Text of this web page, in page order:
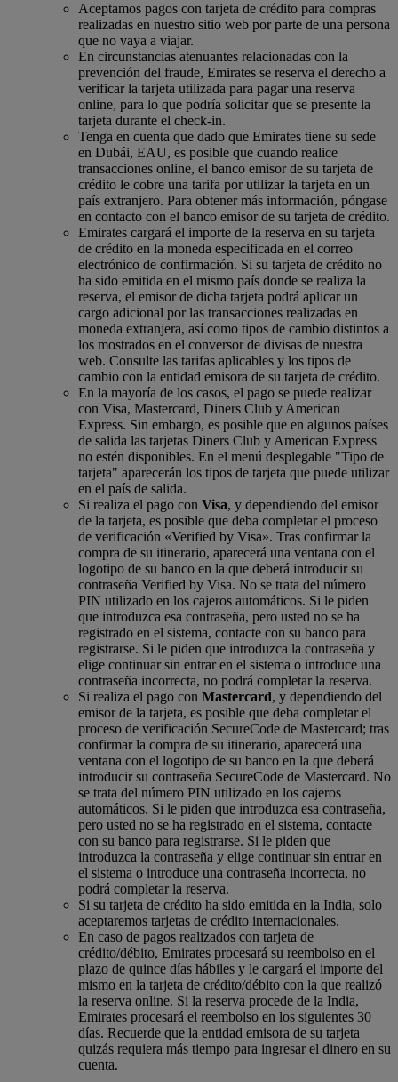
Aceptamos pagos con tarjeta de crédito para compras
realizadas en nuestro sitio web por parte de una persona
que no vaya a viajar.
En circunstancias atenuantes relacionadas con la
prevención del fraude, Emirates se reserva el derecho a
verificar la tarjeta utilizada para pagar una reserva
online, para lo que podría solicitar que se presente la
tarjeta durante el check-in.
Tenga en cuenta que dado que Emirates tiene su sede
en Dubái, EAU, es posible que cuando realice
transacciones online, el banco emisor de su tarjeta de
crédito le cobre una tarifa por utilizar la tarjeta en un
país extranjero. Para obtener más información, póngase
en contacto con el banco emisor de su tarjeta de crédito.
Emirates cargará el importe de la reserva en su tarjeta
de crédito en la moneda especificada en el correo
electrónico de confirmación. Si su tarjeta de crédito no
ha sido emitida en el mismo país donde se realiza la
reserva, el emisor de dicha tarjeta podrá aplicar un
cargo adicional por las transacciones realizadas en
moneda extranjera, así como tipos de cambio distintos a
los mostrados en el conversor de divisas de nuestra
web. Consulte las tarifas aplicables y los tipos de
cambio con la entidad emisora de su tarjeta de crédito.
En la mayoría de los casos, el pago se puede realizar
con Visa, Mastercard, Diners Club y American
Express. Sin embargo, es posible que en algunos países
de salida las tarjetas Diners Club y American Express
no estén disponibles. En el menú desplegable "Tipo de
tarjeta" aparecerán los tipos de tarjeta que puede utilizar
en el país de salida.
Si realiza el pago con Visa, y dependiendo del emisor
de la tarjeta, es posible que deba completar el proceso
de verificación «Verified by Visa». Tras confirmar la
compra de su itinerario, aparecerá una ventana con el
logotipo de su banco en la que deberá introducir su
contraseña Verified by Visa. No se trata del número
PIN utilizado en los cajeros automáticos. Si le piden
que introduzca esa contraseña, pero usted no se ha
registrado en el sistema, contacte con su banco para
registrarse. Si le piden que introduzca la contraseña y
elige continuar sin entrar en el sistema o introduce una
contraseña incorrecta, no podrá completar la reserva.
Si realiza el pago con Mastercard, y dependiendo del
emisor de la tarjeta, es posible que deba completar el
proceso de verificación SecureCode de Mastercard; tras
confirmar la compra de su itinerario, aparecerá una
ventana con el logotipo de su banco en la que deberá
introducir su contraseña SecureCode de Mastercard. No
se trata del número PIN utilizado en los cajeros
automáticos. Si le piden que introduzca esa contraseña,
pero usted no se ha registrado en el sistema, contacte
con su banco para registrarse. Si le piden que
introduzca la contraseña y elige continuar sin entrar en
el sistema o introduce una contraseña incorrecta, no
podrá completar la reserva.
Si su tarjeta de crédito ha sido emitida en la India, solo
aceptaremos tarjetas de crédito internacionales.
En caso de pagos realizados con tarjeta de
crédito/débito, Emirates procesará su reembolso en el
plazo de quince días hábiles y le cargará el importe del
mismo en la tarjeta de crédito/débito con la que realizó
la reserva online. Si la reserva procede de la India,
Emirates procesará el reembolso en los siguientes 30
días. Recuerde que la entidad emisora de su tarjeta
quizás requiera más tiempo para ingresar el dinero en su
cuenta.